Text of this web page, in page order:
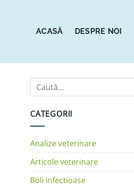
ACASĂ DESPRE NOI
CATEGORII
Analize veterinare
Articole veterinare
Boli infectioase